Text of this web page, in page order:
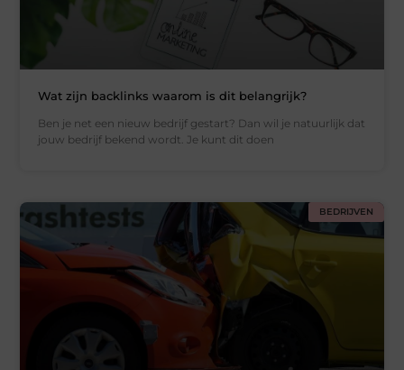
Wat zijn backlinks waarom is dit belangrijk?
Ben je net een nieuw bedrijf gestart? Dan wil je natuurlijk dat
jouw bedrijf bekend wordt. Je kunt dit doen
BEDRIJVEN